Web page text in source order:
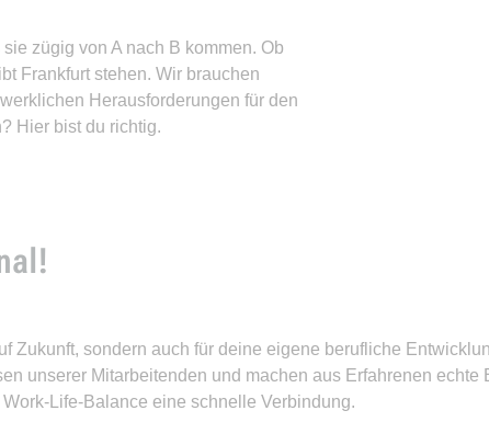
zügig von A nach B kommen. Ob
Frankfurt stehen. Wir brauchen
Herausforderungen für den
Hier bist du richtig.
Zukunft, sondern auch für deine eigene berufliche
unserer Mitarbeitenden und machen aus Erfahrenen echte
Life-Balance eine schnelle Verbindung.